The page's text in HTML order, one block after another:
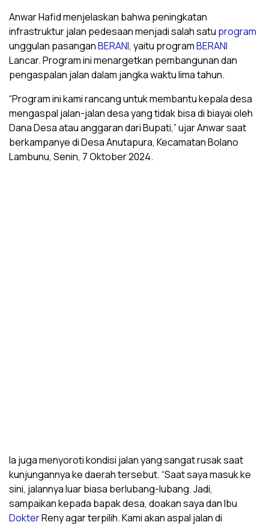
Anwar Hafid menjelaskan bahwa peningkatan
infrastruktur jalan pedesaan menjadi salah satu program
unggulan pasanganBERANI, yaitu programBERANI
Lancar. Program ini menargetkan pembangunan dan
pengaspalan jalan dalam jangka waktu lima tahun.
“Program ini kami rancang untuk membantu kepala desa
mengaspal jalan-jalan desa yang tidak bisa di biayai oleh
Dana Desa atau anggaran dari Bupati,” ujar Anwar saat
berkampanye di Desa Anutapura, Kecamatan Bolano
Lambunu, Senin, 7 Oktober 2024.
Ia juga menyoroti kondisi jalan yang sangat rusak saat
kunjungannya ke daerah tersebut. “Saat saya masuk ke
sini, jalannya luar biasa berlubang-lubang. Jadi,
sampaikan kepada bapak desa, doakan saya dan Ibu
DokterReny agar terpilih. Kami akan aspal jalan di